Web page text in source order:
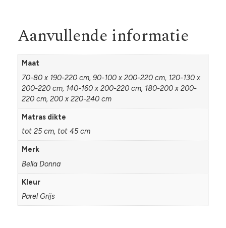
Aanvullende informatie
Maat
70-80 x 190-220 cm, 90-100 x 200-220 cm, 120-130 x
200-220 cm, 140-160 x 200-220 cm, 180-200 x 200-
220 cm, 200 x 220-240 cm
Matras dikte
tot 25 cm, tot 45 cm
Merk
Bella Donna
Kleur
Parel Grijs